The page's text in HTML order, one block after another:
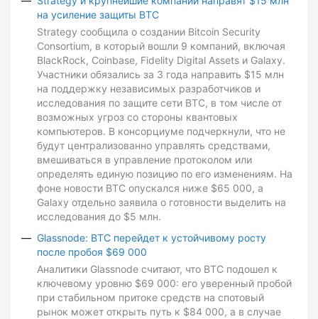
на усиление защиты BTC
Strategy сообщила о создании Bitcoin Security
Consortium, в который вошли 9 компаний, включая
BlackRock, Coinbase, Fidelity Digital Assets и Galaxy.
Участники обязались за 3 года направить $15 млн
на поддержку независимых разработчиков и
исследования по защите сети BTC, в том числе от
возможных угроз со стороны квантовых
компьютеров. В консорциуме подчеркнули, что не
будут централизованно управлять средствами,
вмешиваться в управление протоколом или
определять единую позицию по его изменениям. На
фоне новости BTC опускался ниже $65 000, а
Galaxy отдельно заявила о готовности выделить на
исследования до $5 млн.
Glassnode: BTC перейдет к устойчивому росту
после пробоя $69 000
Аналитики Glassnode считают, что BTC подошел к
ключевому уровню $69 000: его уверенный пробой
при стабильном притоке средств на спотовый
рынок может открыть путь к $84 000, а в случае